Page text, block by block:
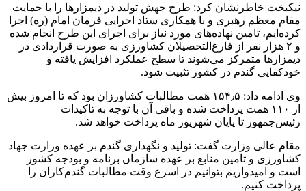
نیکبخت خاطرنشان کرد: طرح جهش تولید در دیمزارها را با حمایت
مقام معظم رهبری و با همکاری ستاد اجرایی فرمان امام (ره) اجرا
کرده‌ایم، تامین نهاده‌های مورد نیاز برای اجرای این طرح انجام شده
و ۲ هزار نفر از فارغ‌‌التحصیلان کشاورزی به صورت قراردادی در
دیمزارها متمرکز می‌شوند تا سطح عملکرد افزایش یافته و
خودکفایی گندم در کشور تثبیت شود.
وی ادامه داد: ۱۵۴٫۵ همت مطالبات کشاورزان بود که تا امروز بیش
از ۱۱۰ همت پرداخت شده و باقی آن با توجه به تاکیدات
رئیس‌جمهور تا پایان شهریور ماه پرداخت خواهد شد.
مقام عالی وزارت گفت: تولید و نگهداری گندم بر عهده وزارت جهاد
کشاورزی و تامین منابع بر عهده سازمان برنامه و بودجه کشور
است و امیدواریم بتوانیم در اسرع وقت مطالبات گندم‌کاران را
پرداخت کنیم.